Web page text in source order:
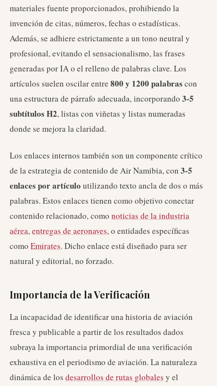
materiales fuente proporcionados, prohibiendo la
invención de citas, números, fechas o estadísticas.
Además, se adhiere estrictamente a un tono neutral y
profesional, evitando el sensacionalismo, las frases
generadas por IA o el relleno de palabras clave. Los
artículos suelen oscilar entre 800 y 1200 palabras con
una estructura de párrafo adecuada, incorporando 3-5
subtítulos H2, listas con viñetas y listas numeradas
donde se mejora la claridad.
Los enlaces internos también son un componente crítico
de la estrategia de contenido de Air Namibia, con 3-5
enlaces por artículo utilizando texto ancla de dos o más
palabras. Estos enlaces tienen como objetivo conectar
contenido relacionado, como noticias de la industria
aérea,entregas de aeronaves, o entidades específicas
como Emirates. Dicho enlace está diseñado para ser
natural y editorial, no forzado.
Importancia de la Verificación
La incapacidad de identificar una historia de aviación
fresca y publicable a partir de los resultados dados
subraya la importancia primordial de una verificación
exhaustiva en el periodismo de aviación. La naturaleza
dinámica de los desarrollos de rutas globales y el